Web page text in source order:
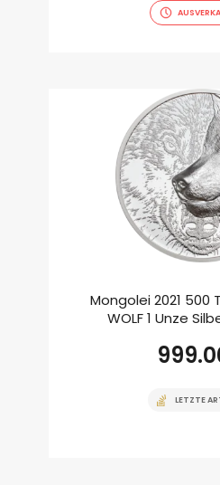
Mongolei 2021 500
WOLF 1 Unze
LETZTE